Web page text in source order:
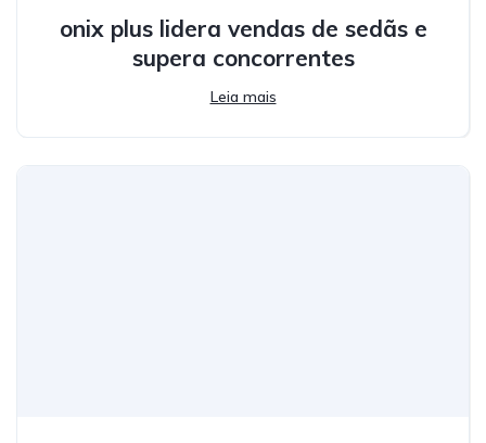
onix plus lidera vendas de sedãs e
supera concorrentes
Leia mais